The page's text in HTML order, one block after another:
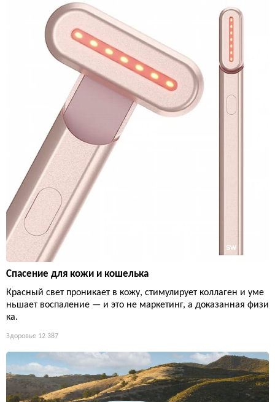
Спасение для кожи и кошелька
Красный свет проникает в кожу, стимулирует коллаген и уме
ньшает воспаление — и это не маркетинг, а доказанная физи
ка.
Здоровье 12 387